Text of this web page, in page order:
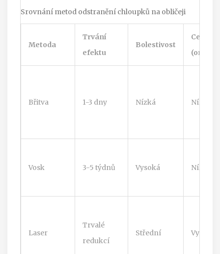
Srovnání metod odstranění chloupků na obličeji
Metoda
Trvání
efektu
Bolestivost
Cena
Břitva 1-3 dny Nízká Nízká
Vosk 3-5 týdnů Vysoká Nízká
Laser
Trvalé
redukcí
Střední Vysoká